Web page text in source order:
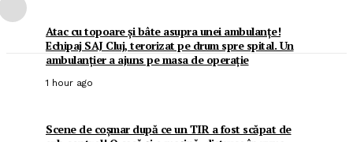
Atac cu topoare și bâte asupra unei ambulanțe!
Echipaj SAJ Cluj, terorizat pe drum spre spital. Un
ambulanțier a ajuns pe masa de operație
1 hour ago
Scene de coșmar după ce un TIR a fost scăpat de